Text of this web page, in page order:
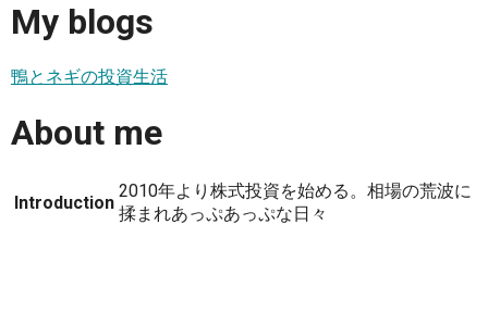
My blogs
鴨とネギの投資生活
About me
Introduction
2010年より株式投資を始める。相場の荒波に
揉まれあっぷあっぷな日々